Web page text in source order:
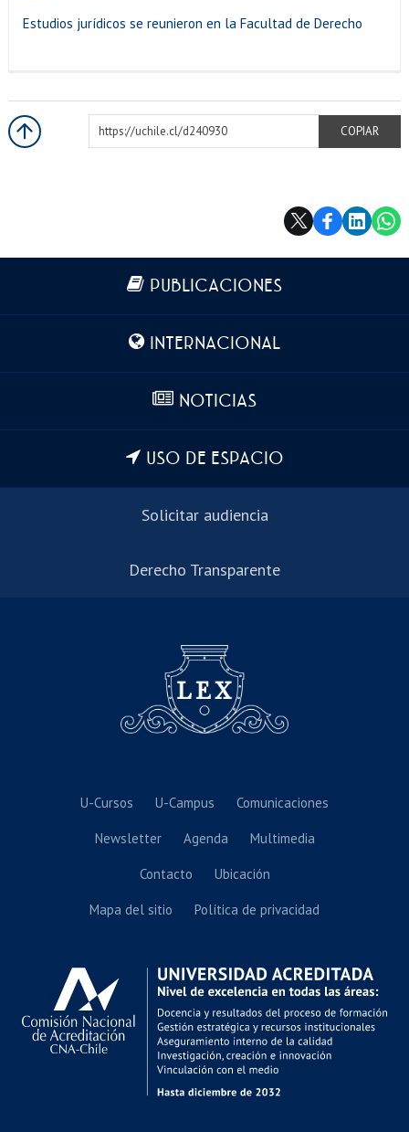
Estudios jurídicos se reunieron en la Facultad de Derecho
https://uchile.cl/d240930
COPIAR
Más información
PUBLICACIONES
INTERNACIONAL
NOTICIAS
USO DE ESPACIO
Solicitar audiencia
Derecho Transparente
U-Cursos U-Campus Comunicaciones
Newsletter Agenda Multimedia
Contacto Ubicación
Mapa del sitio Política de privacidad